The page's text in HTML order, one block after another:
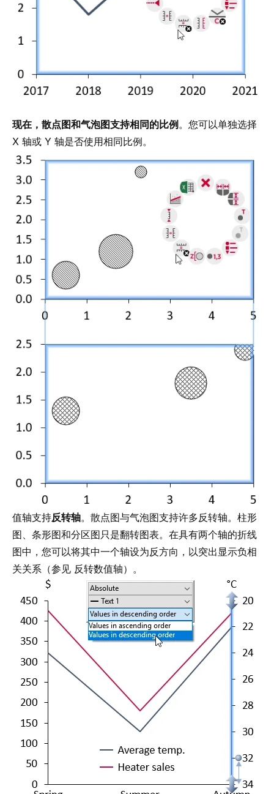
现在，散点图和气泡图支持相同的比例。您可以单独选择
X 轴或 Y 轴是否使用相同比例。
值轴支持反转轴。散点图与气泡图支持许多反转轴。柱形
图、条形图和分区图只是翻转图表。在具有两个轴的折线
图中，您可以将其中一个轴设为反方向，以突出显示负相
关关系（参见 反转数值轴）。